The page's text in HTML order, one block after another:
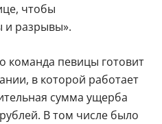
чтобы
и разрывы».
команда певицы готовит
в которой работает
сумма ущерба
В том числе было